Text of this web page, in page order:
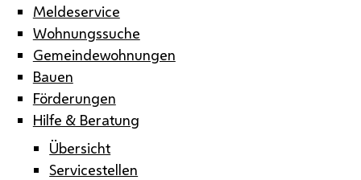
Meldeservice
Wohnungssuche
Gemeindewohnungen
Bauen
Förderungen
Hilfe & Beratung
Übersicht
Servicestellen